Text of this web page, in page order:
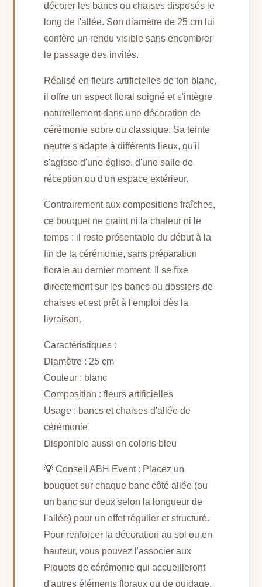
décorer les bancs ou chaises disposés le
long de l'allée. Son diamètre de 25 cm lui
confère un rendu visible sans encombrer
le passage des invités.
Réalisé en fleurs artificielles de ton blanc,
il offre un aspect floral soigné et s'intègre
naturellement dans une décoration de
cérémonie sobre ou classique. Sa teinte
neutre s'adapte à différents lieux, qu'il
s'agisse d'une église, d'une salle de
réception ou d'un espace extérieur.
Contrairement aux compositions fraîches,
ce bouquet ne craint ni la chaleur ni le
temps : il reste présentable du début à la
fin de la cérémonie, sans préparation
florale au dernier moment. Il se fixe
directement sur les bancs ou dossiers de
chaises et est prêt à l'emploi dès la
livraison.
Caractéristiques :
Diamètre : 25 cm
Couleur : blanc
Composition : fleurs artificielles
Usage : bancs et chaises d'allée de
cérémonie
Disponible aussi en coloris bleu
💡 Conseil ABH Event : Placez un
bouquet sur chaque banc côté allée (ou
un banc sur deux selon la longueur de
l'allée) pour un effet régulier et structuré.
Pour renforcer la décoration au sol ou en
hauteur, vous pouvez l'associer aux
Piquets de cérémonie qui accueilleront
d'autres éléments floraux ou de guidage.